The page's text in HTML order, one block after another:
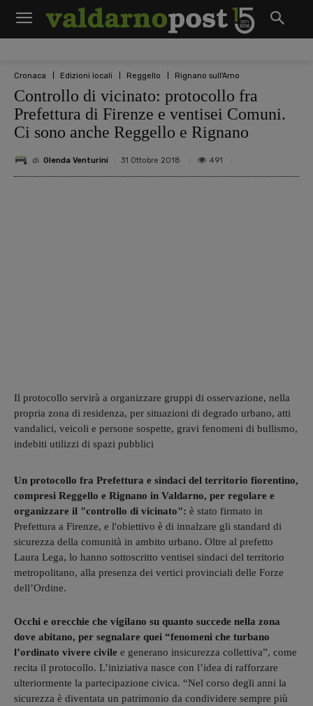
Cronaca Edizioni locali Reggello Rignano sull'Arno
Controllo di vicinato: protocollo fra
Prefettura di Firenze e ventisei Comuni.
Ci sono anche Reggello e Rignano
di Glenda Venturini 31 Ottobre 2018 491
Il protocollo servirà a organizzare gruppi di osservazione, nella
propria zona di residenza, per situazioni di degrado urbano, atti
vandalici, veicoli e persone sospette, gravi fenomeni di bullismo,
indebiti utilizzi di spazi pubblici
Un protocollo fra Prefettura e sindaci del territorio fiorentino,
compresi Reggello e Rignano in Valdarno, per regolare e
organizzare il "controllo di vicinato": è stato firmato in
Prefettura a Firenze, e l'obiettivo è di innalzare gli standard di
sicurezza della comunità in ambito urbano. Oltre al prefetto
Laura Lega, lo hanno sottoscritto ventisei sindaci del territorio
metropolitano, alla presenza dei vertici provinciali delle Forze
dell’Ordine.
Occhi e orecchie che vigilano su quanto succede nella zona
dove abitano, per segnalare quei “fenomeni che turbano
l’ordinato vivere civile e generano insicurezza collettiva”, come
recita il protocollo. L’iniziativa nasce con l’idea di rafforzare
ulteriormente la partecipazione civica. “Nel corso degli anni la
sicurezza è diventata un patrimonio da condividere sempre più